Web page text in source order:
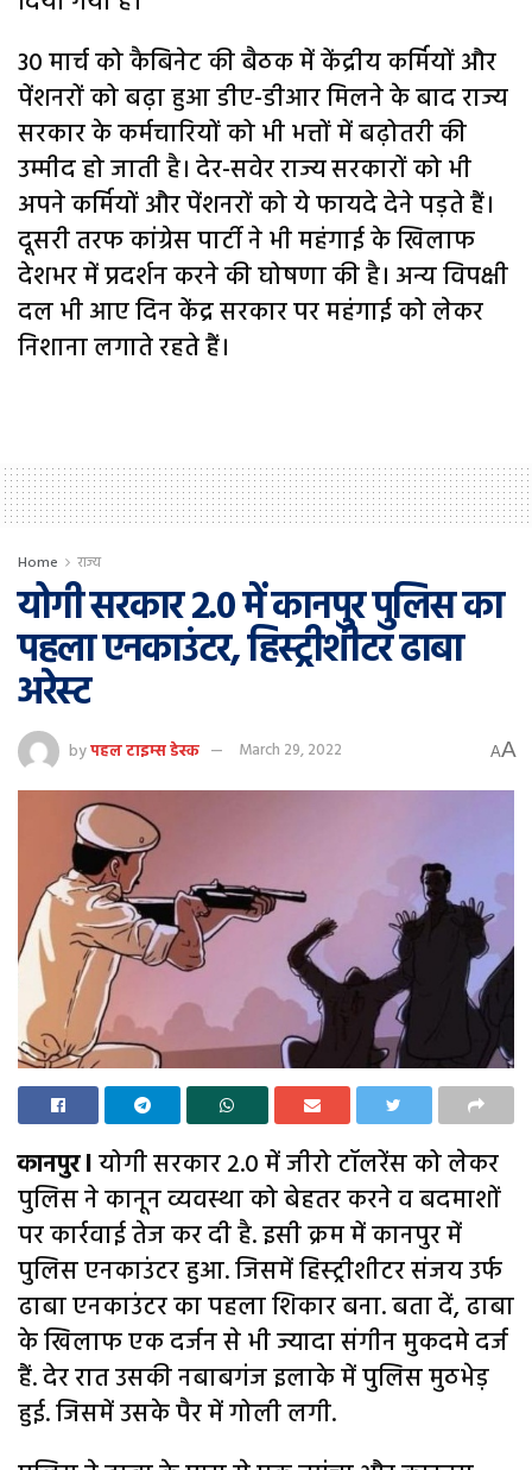
30 मार्च को कैबिनेट की बैठक में केंद्रीय कर्मियों और
पेंशनरों को बढ़ा हुआ डीए-डीआर मिलने के बाद राज्य
सरकार के कर्मचारियों को भी भत्तों में बढ़ोतरी की
उम्मीद हो जाती है। देर-सवेर राज्य सरकारों को भी
अपने कर्मियों और पेंशनरों को ये फायदे देने पड़ते हैं।
दूसरी तरफ कांग्रेस पार्टी ने भी महंगाई के खिलाफ
देशभर में प्रदर्शन करने की घोषणा की है। अन्य विपक्षी
दल भी आए दिन केंद्र सरकार पर महंगाई को लेकर
निशाना लगाते रहते हैं।
Home राज्य
योगी सरकार 2.0 में कानपुर पुलिस का
पहला एनकाउंटर, हिस्ट्रीशीटर ढाबा
अरेस्ट
byपहल टाइम्स डेस्क March 29, 2022 AA
कानपुर lयोगी सरकार 2.0 में जीरो टॉलरेंस को लेकर
पुलिस ने कानून व्यवस्था को बेहतर करने व बदमाशों
पर कार्रवाई तेज कर दी है. इसी क्रम में कानपुर में
पुलिस एनकाउंटर हुआ. जिसमें हिस्ट्रीशीटर संजय उर्फ
ढाबा एनकाउंटर का पहला शिकार बना. बता दें, ढाबा
के खिलाफ एक दर्जन से भी ज्यादा संगीन मुकदमे दर्ज
हैं. देर रात उसकी नबाबगंज इलाके में पुलिस मुठभेड़
हुई. जिसमें उसके पैर में गोली लगी.